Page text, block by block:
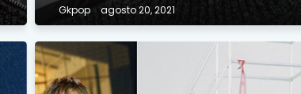
Gkpop agosto 20, 2021